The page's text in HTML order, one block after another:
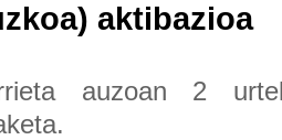
aktibazioa
auzoan 2